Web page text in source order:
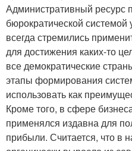
Административный ресурс
бюрократической
всегда стремились
для достижения каких-то
все демократические
этапы формирования
использовать как
Кроме того, в сфере
применялся издавна для
прибыли. Считается, что в